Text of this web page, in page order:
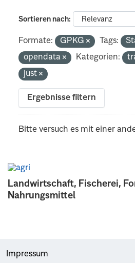
Landwirtschaft, Fischerei,
Nahrungsmittel
Sortieren nach
Formate: GPKG Tags:
opendata
Kategorien:
just
Ergebnisse filtern
Bitte versuch es mit einer
Impressum